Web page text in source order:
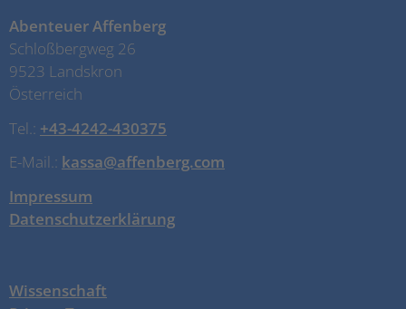
Abenteuer Affenberg
Schloßbergweg 26
9523 Landskron
Österreich
Tel.: +43-4242-430375
E-Mail.: kassa@affenberg.com
Impressum
Datenschutzerklärung
Wissenschaft